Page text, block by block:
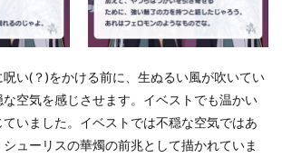
い(？)をかける前に、生ぬるい風が吹いてい
な空気を感じさせます。イベストでも温かい
いました。イベストでは不穏な空気ではあ
ューリスの華燭の前兆として描かれていま